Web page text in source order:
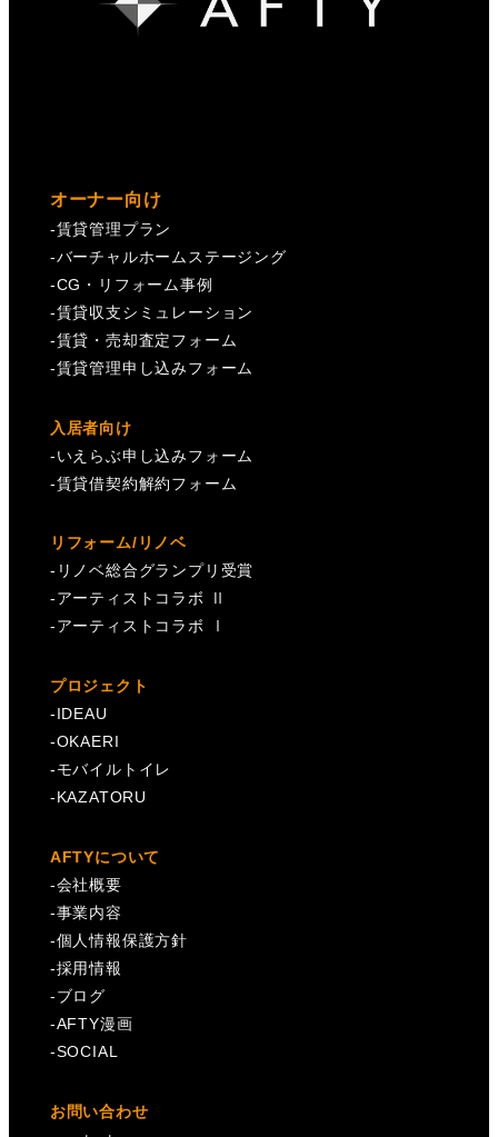
オーナー向け
-賃貸管理プラン
-バーチャルホームステージング
-CG・リフォーム事例
-賃貸収支シミュレーション
-賃貸・売却査定フォーム
-賃貸管理申し込みフォーム
入居者向け
-いえらぶ申し込みフォーム
-賃貸借契約解約フォーム
リフォーム/リノベ
- リノベ総合グランプリ受賞
-アーティストコラボ Ⅱ
-アーティストコラボ Ⅰ
プロジェクト
-IDEAU
-OKAERI
-モバイルトイレ
-KAZATORU
AFTYについて
-会社概要
-事業内容
-個人情報保護方針
-採用情報
-ブログ
-AFTY漫画
-SOCIAL
お問い合わせ